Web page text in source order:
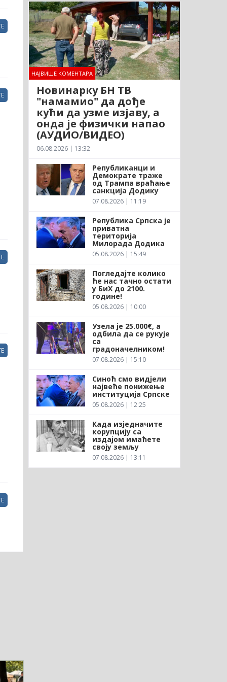
НАЈВИШЕ КОМЕНТАРА
Новинарку БН ТВ
"намамио" да дође
кући да узме изјаву, а
онда је физички напао
(АУДИО/ВИДЕО)
06.08.2026 | 13:32
Републиканци и
Демократе траже
од Трампа враћање
санкција Додику
07.08.2026 | 11:19
Република Српска је
приватна
територија
Милорада Додика
05.08.2026 | 15:49
Погледајте колико
ће нас тачно остати
у БиХ до 2100.
године!
05.08.2026 | 10:00
Узела је 25.000€, а
одбила да се рукује
са
градоначелником!
07.08.2026 | 15:10
Синоћ смо видјели
највеће понижење
институција Српске
05.08.2026 | 12:25
Када изједначите
корупцију са
издајом имаћете
своју земљу
07.08.2026 | 13:11